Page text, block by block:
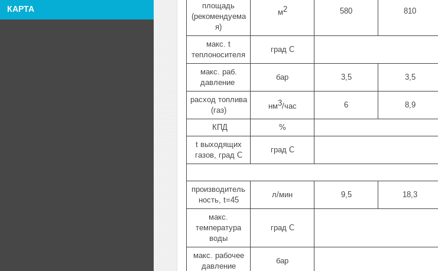
КАРТА
площадь
(рекомендуема
я)
м2 580 810
макс. t
теплоносителя
град С
макс. раб.
давление
бар 3,5 3,5
расход топлива
(газ)
нм3/час 6 8,9
КПД %
t выходящих
газов, град С
град С
производитель
ность, t=45
л/мин 9,5 18,3
макс.
температура
воды
град С
макс. рабочее
давление
бар